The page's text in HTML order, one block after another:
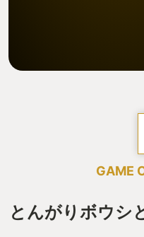
GAME
とんがりボウシ